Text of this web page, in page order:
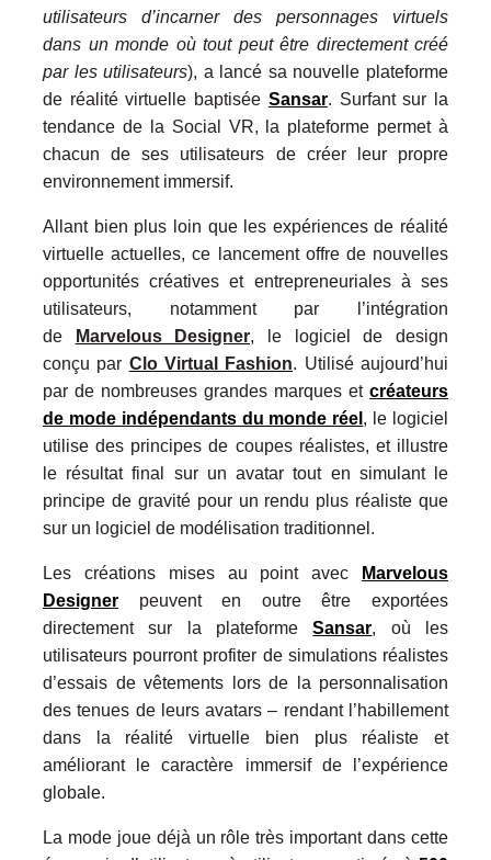
utilisateurs d’incarner des personnages virtuels
dans un monde où tout peut être directement créé
par les utilisateurs), a lancé sa nouvelle plateforme
de réalité virtuelle baptisée Sansar. Surfant sur la
tendance de la Social VR, la plateforme permet à
chacun de ses utilisateurs de créer leur propre
environnement immersif.
Allant bien plus loin que les expériences de réalité
virtuelle actuelles, ce lancement offre de nouvelles
opportunités créatives et entrepreneuriales à ses
utilisateurs, notamment par l’intégration
de
Marvelous Designer, le logiciel de design
conçu par Clo Virtual Fashion. Utilisé aujourd’hui
par de nombreuses grandes marques et créateurs
de mode indépendants du monde réel , le logiciel
utilise des principes de coupes réalistes, et illustre
le résultat final sur un avatar tout en simulant le
principe de gravité pour un rendu plus réaliste que
sur un logiciel de modélisation traditionnel.
Les créations mises au point avec
Marvelous
Designer peuvent en outre être exportées
directement sur la plateformeSansar, où les
utilisateurs pourront profiter de simulations réalistes
d’essais de vêtements lors de la personnalisation
des tenues de leurs avatars – rendant l’habillement
dans la réalité virtuelle bien plus réaliste et
améliorant le caractère immersif de l’expérience
globale.
La mode joue déjà un rôle très important dans cette